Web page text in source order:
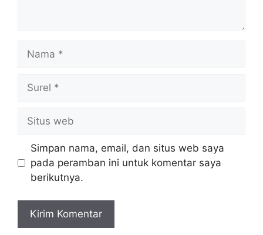
Nama
Surel
Situs
web
Simpan nama, email, dan situs web saya
pada peramban ini untuk komentar saya
berikutnya.